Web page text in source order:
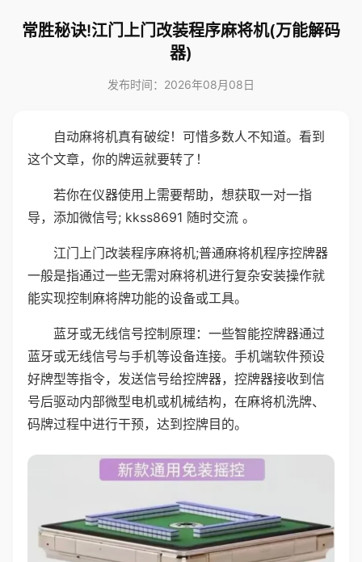
常胜秘诀!江门上门改装程序麻将机(万能解码
器)
发布时间：2026年08月08日
自动麻将机真有破绽！可惜多数人不知道。看到
这个文章，你的牌运就要转了！
若你在仪器使用上需要帮助，想获取一对一指
导，添加微信号; kkss8691 随时交流 。
江门上门改装程序麻将机;普通麻将机程序控牌器
一般是指通过一些无需对麻将机进行复杂安装操作就
能实现控制麻将牌功能的设备或工具。
蓝牙或无线信号控制原理：一些智能控牌器通过
蓝牙或无线信号与手机等设备连接。手机端软件预设
好牌型等指令，发送信号给控牌器，控牌器接收到信
号后驱动内部微型电机或机械结构，在麻将机洗牌、
码牌过程中进行干预，达到控牌目的。